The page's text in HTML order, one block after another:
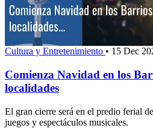
Cultura y Entretenimiento • 15 Dec
Comienza Navidad en los
localidades
El gran cierre será en el predio ferial
juegos y espectáculos musicales.